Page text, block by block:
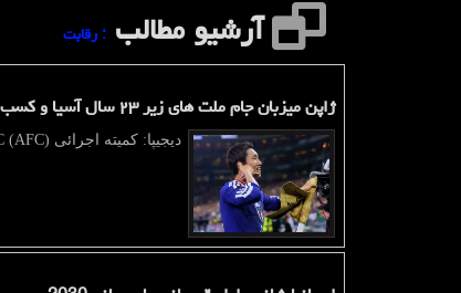
آرشیو مطالب : رقابت
ژاپن میزبان جام ملت های زیر ۲۳ سال آسیا و کسب سهمیه المپیک شد
دیجیپا: کمیته اجرائی AFC (AFC) با تصویب نهایی، ژاپن را به عنوان میزبان جام ملت های زیر ۲۳سال آسیا برگزید.